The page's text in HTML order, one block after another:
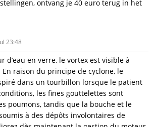
ontvang je 40 euro terug in het
23:48
d’eau en verre, le vortex est visible à
raison du principe de cyclone, le
dans un tourbillon lorsque le patient
les fines gouttelettes sont
poumons, tandis que la bouche et le
à des dépôts involontaires de